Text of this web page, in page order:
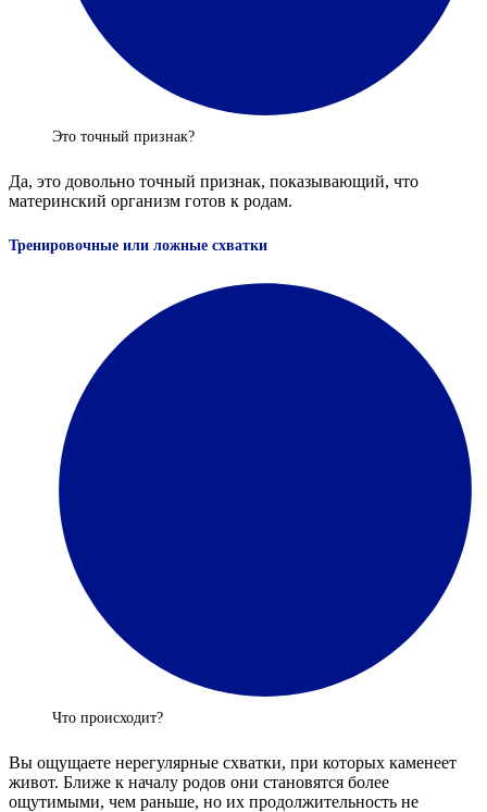
Это точный признак?
Да, это довольно точный признак, показывающий, что
материнский организм готов к родам.
Тренировочные или ложные схватки
Что происходит?
Вы ощущаете нерегулярные схватки, при которых каменеет
живот. Ближе к началу родов они становятся более
ощутимыми, чем раньше, но их продолжительность не